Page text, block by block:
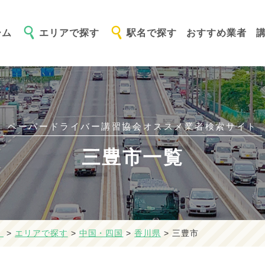
エリアで探す 駅名で探す おすすめ業者
ペーパードライバー講習協会オススメ業者検索サイト
三豊市一覧
> エリアで探す > 中国・四国 >香川県 > 三豊市